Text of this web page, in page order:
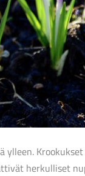
herkulliset